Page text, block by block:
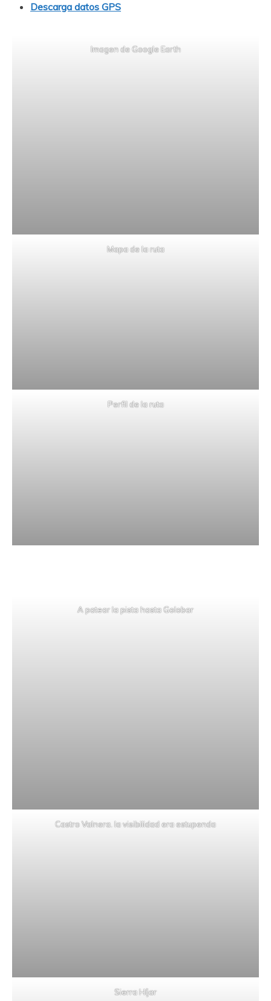
Descarga datos GPS
Imagen de Google Earth
Mapa de la ruta
Perfil de la ruta
A patear la pista hasta Golobar
Castro Valnera. la visibilidad era estupenda
Sierra Híjar